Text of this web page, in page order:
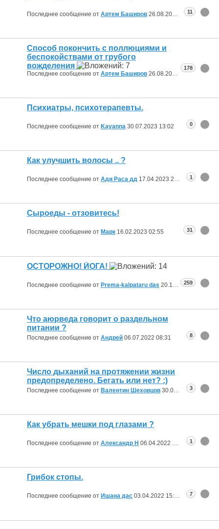
Последнее сообщение от Артем Баширов 26.08.2023 16:37
11
Способ покончить с поллюциями и
беспокойствами от грубого
вожделения
Последнее сообщение от Артем Баширов 26.08.2023 16:31
178
Психиатры, психотерапевты.
Последнее сообщение от Kayanna 30.07.2023 13:02 0
Как улучшить волосы .. ?
Последнее сообщение от Ади Раса дд 17.04.2023 22:34 1
Сыроеды - отзовитесь!
Последнее сообщение от Марк 16.02.2023 02:55 31
ОСТОРОЖНО! ЙОГА!
Последнее сообщение от Prema-kalpataru das 20.12.2022 12:21
259
Что аюрведа говорит о раздельном
питании ?
Последнее сообщение от Aндрей 06.07.2022 08:31 8
Число дыханий на протяжении жизни
предопределено. Бегать или нет? :)
Последнее сообщение от Валентин Шеховцов 30.04.2022 10:01
3
Как убрать мешки под глазами ?
Последнее сообщение от Александр Н 06.04.2022 19:09 1
Грибок стопы.
Последнее сообщение от Ишана дас 03.04.2022 15:34 7